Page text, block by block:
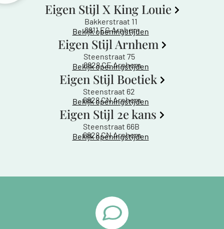
Eigen Stijl X King Louie
Bakkerstraat 11
6811 EG Arnhem
Bekijk openingstijden
Eigen Stijl Arnhem
Steenstraat 75
6828 CE Arnhem
Bekijk openingstijden
Eigen Stijl Boetiek
Steenstraat 62
6828 CN Arnhem
Bekijk openingstijden
Eigen Stijl 2e kans
Steenstraat 66B
6828 CN Arnhem
Bekijk openingstijden